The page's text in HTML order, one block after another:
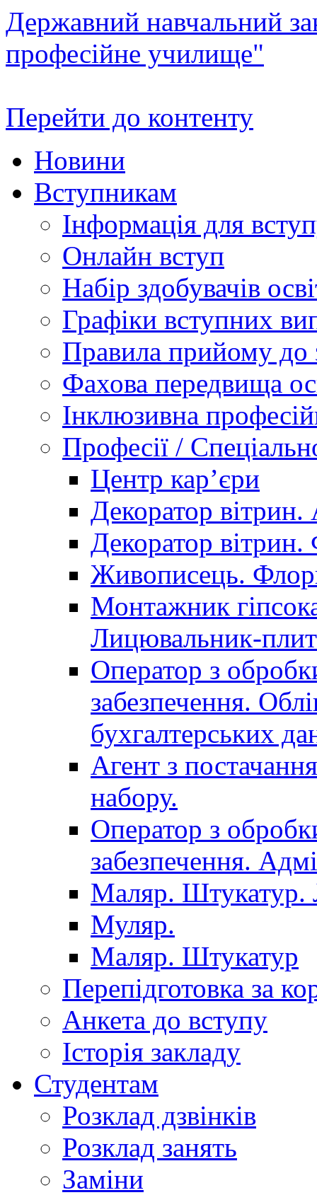
Державний навчальний
професійне училище"
Перейти до контенту
Новини
Вступникам
Інформація для
Онлайн вступ
Набір здобувачів
Графіки вступних
Правила прийому до
Фахова передвища
Інклюзивна
Професії /
Центр кар’єри
Декоратор вітрин.
Декоратор вітрин.
Живописець.
Монтажник
Лицювальник-
Оператор з
забезпечення.
бухгалтерських
Агент з
набору.
Оператор з
забезпечення.
Маляр. Штукатур.
Муляр.
Маляр. Штукатур
Перепідготовка за
Анкета до вступу
Історія закладу
Студентам
Розклад дзвінків
Розклад занять
Заміни